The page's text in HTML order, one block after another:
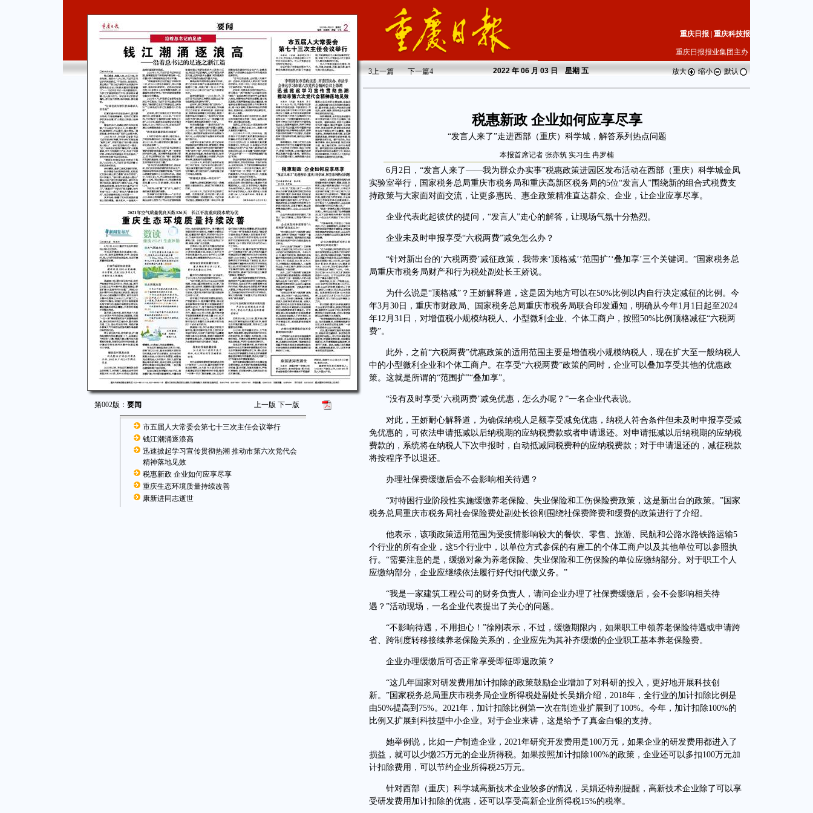
第002版： 要闻 上一版 下一版
市五届人大常委会第七十三次主任会议举行
钱江潮涌逐浪高
迅速掀起学习宣传贯彻热潮 推动市第六次党代会
精神落地见效
税惠新政 企业如何应享尽享
重庆生态环境质量持续改善
康新进同志逝世
重庆日报 重庆科技报
重庆日报报业集团主办
3上一篇 下一篇4 2022年 06 月 03 日 星期五 放大 缩小 默认
税惠新政 企业如何应享尽享
“发言人来了”走进西部（重庆）科学城，解答系列热点问题
本报首席记者 张亦筑 实习生 冉罗楠
6月2日，“发言人来了——我为群众办实事”税惠政策进园区发布活动在西部（重庆）科学城金凤
实验室举行，国家税务总局重庆市税务局和重庆高新区税务局的5位“发言人”围绕新的组合式税费支
持政策与大家面对面交流，让更多惠民、惠企政策精准直达群众、企业，让企业应享尽享。
企业代表此起彼伏的提问，“发言人”走心的解答，让现场气氛十分热烈。
企业未及时申报享受“六税两费”减免怎么办？
“针对新出台的‘六税两费’减征政策，我带来‘顶格减’‘范围扩’‘叠加享’三个关键词。”国家税务总
局重庆市税务局财产和行为税处副处长王娇说。
为什么说是“顶格减”？王娇解释道，这是因为地方可以在50%比例以内自行决定减征的比例。今
年3月30日，重庆市财政局、国家税务总局重庆市税务局联合印发通知，明确从今年1月1日起至2024
年12月31日，对增值税小规模纳税人、小型微利企业、个体工商户，按照50%比例顶格减征“六税两
费”。
此外，之前“六税两费”优惠政策的适用范围主要是增值税小规模纳税人，现在扩大至一般纳税人
中的小型微利企业和个体工商户。在享受“六税两费”政策的同时，企业可以叠加享受其他的优惠政
策。这就是所谓的“范围扩”“叠加享”。
“没有及时享受‘六税两费’减免优惠，怎么办呢？”一名企业代表说。
对此，王娇耐心解释道，为确保纳税人足额享受减免优惠，纳税人符合条件但未及时申报享受减
免优惠的，可依法申请抵减以后纳税期的应纳税费款或者申请退还。对申请抵减以后纳税期的应纳税
费款的，系统将在纳税人下次申报时，自动抵减同税费种的应纳税费款；对于申请退还的，减征税款
将按程序予以退还。
办理社保费缓缴后会不会影响相关待遇？
“对特困行业阶段性实施缓缴养老保险、失业保险和工伤保险费政策，这是新出台的政策。”国家
税务总局重庆市税务局社会保险费处副处长徐刚围绕社保费降费和缓费的政策进行了介绍。
他表示，该项政策适用范围为受疫情影响较大的餐饮、零售、旅游、民航和公路水路铁路运输5
个行业的所有企业，这5个行业中，以单位方式参保的有雇工的个体工商户以及其他单位可以参照执
行。“需要注意的是，缓缴对象为养老保险、失业保险和工伤保险的单位应缴纳部分。对于职工个人
应缴纳部分，企业应继续依法履行好代扣代缴义务。”
“我是一家建筑工程公司的财务负责人，请问企业办理了社保费缓缴后，会不会影响相关待
遇？”活动现场，一名企业代表提出了关心的问题。
“不影响待遇，不用担心！”徐刚表示，不过，缓缴期限内，如果职工申领养老保险待遇或申请跨
省、跨制度转移接续养老保险关系的，企业应先为其补齐缓缴的企业职工基本养老保险费。
企业办理缓缴后可否正常享受即征即退政策？
“这几年国家对研发费用加计扣除的政策鼓励企业增加了对科研的投入，更好地开展科技创
新。”国家税务总局重庆市税务局企业所得税处副处长吴娟介绍，2018年，全行业的加计扣除比例是
由50%提高到75%。2021年，加计扣除比例第一次在制造业扩展到了100%。今年，加计扣除100%的
比例又扩展到科技型中小企业。对于企业来讲，这是给予了真金白银的支持。
她举例说，比如一户制造企业，2021年研究开发费用是100万元，如果企业的研发费用都进入了
损益，就可以少缴25万元的企业所得税。如果按照加计扣除100%的政策，企业还可以多扣100万元加
计扣除费用，可以节约企业所得税25万元。
针对西部（重庆）科学城高新技术企业较多的情况，吴娟还特别提醒，高新技术企业除了可以享
受研发费用加计扣除的优惠，还可以享受高新企业所得税15%的税率。